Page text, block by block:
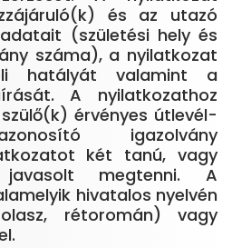
és az utazó
(születési hely és
száma), a nyilatkozat
hatályát valamint a
A nyilatkozathoz
érvényes útlevél-
igazolvány
két tanú, vagy
megtenni. A
hivatalos nyelvén
rétoromán) vagy